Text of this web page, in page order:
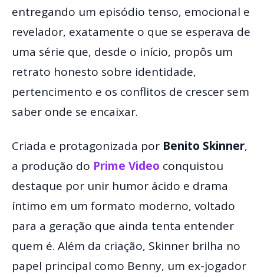
entregando um episódio tenso, emocional e
revelador, exatamente o que se esperava de
uma série que, desde o início, propôs um
retrato honesto sobre identidade,
pertencimento e os conflitos de crescer sem
saber onde se encaixar.
Criada e protagonizada por Benito Skinner,
a produção do Prime Video conquistou
destaque por unir humor ácido e drama
íntimo em um formato moderno, voltado
para a geração que ainda tenta entender
quem é. Além da criação, Skinner brilha no
papel principal como Benny, um ex-jogador